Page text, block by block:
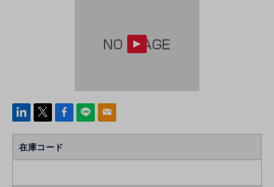
linke
Face
k
line mail
在庫コード